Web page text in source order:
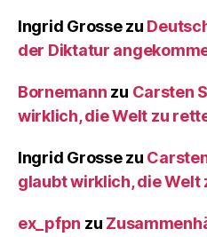
Ingrid Grossezu
der Diktatur
Bornemann zu Carsten
wirklich, die Welt zu
Ingrid Grossezu
glaubt wirklich, die Welt
ex_pfpn zu